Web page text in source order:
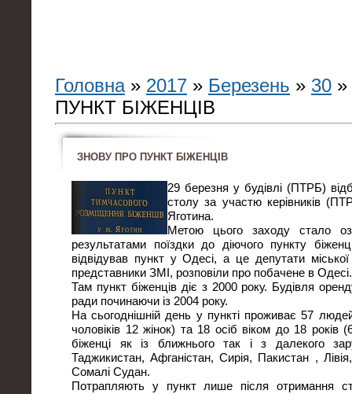
Головна» 2017 » Березень » 30
ПУНКТ БІЖЕНЦІВ
ЗНОВУ ПРО ПУНКТ БІЖЕНЦІВ
29 березня у будівлі (ПТРБ)
столу за участю керівників
Яготина.
Метою цього заходу стало
результатами поїздки до діючого пункту
відвідував пункт у Одесі, а це депутати
представники ЗМІ, розповіли про побачене в Одесі.
Там пункт біженців діє з 2000 року. Будівля
ради починаючи із 2004 року.
На сьогоднішній день у пункті проживає 57
чоловіків 12 жінок) та 18 осіб віком до 18 років
біженці як із ближнього так і з далекого
Таджикистан, Афганістан, Сирія, Пакистан ,
Сомалі Судан.
Потрапляють у пункт лише після отримання